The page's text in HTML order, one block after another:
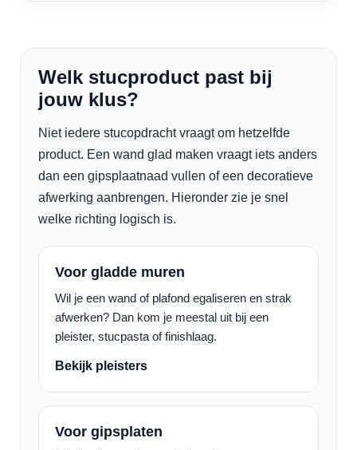
Welk stucproduct past bij
jouw klus?
Niet iedere stucopdracht vraagt om hetzelfde
product. Een wand glad maken vraagt iets anders
dan een gipsplaatnaad vullen of een decoratieve
afwerking aanbrengen. Hieronder zie je snel
welke richting logisch is.
Voor gladde muren
Wil je een wand of plafond egaliseren en strak
afwerken? Dan kom je meestal uit bij een
pleister, stucpasta of finishlaag.
Bekijk pleisters
Voor gipsplaten